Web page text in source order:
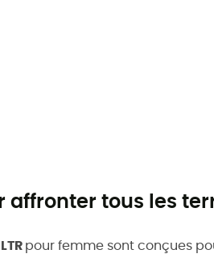
affronter tous les
pour femme sont conçues